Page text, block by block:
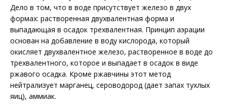
Дело в том, что в воде присутствует железо в двух
формах: растворенная двухвалентная форма и
выпадающая в осадок трехвалентная. Принцип аэрации
основан на добавление в воду кислорода, который
окисляет двухвалентное железо, растворенное в воде до
трехвалентного, которое и выпадает в осадок в виде
ржавого осадка. Кроме ржавчины этот метод
нейтрализует марганец, сероводород (дает запах тухлых
яиц), аммиак.